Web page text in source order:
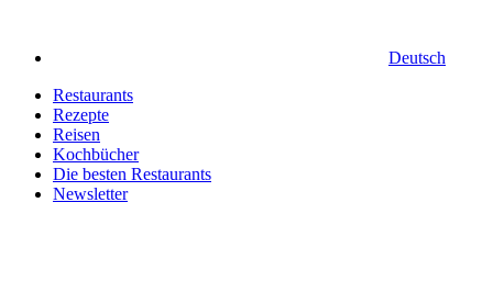
Deutsch
Restaurants
Rezepte
Reisen
Kochbücher
Die besten Restaurants
Newsletter